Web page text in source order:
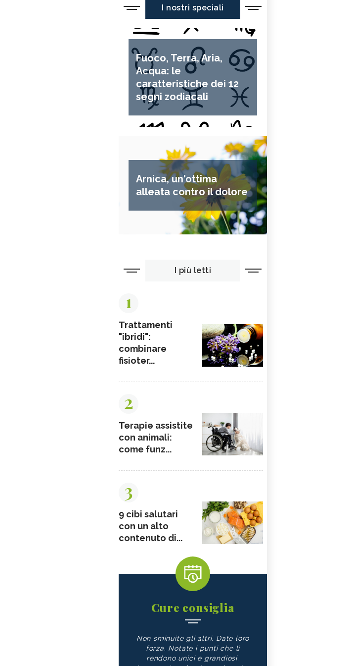
I nostri speciali
Fuoco, Terra, Aria,
Acqua: le
caratteristiche dei 12
segni zodiacali
Arnica, un'ottima
alleata contro il dolore
I più letti
1
Trattamenti
"ibridi":
combinare
fisioter...
2
Terapie assistite
con animali:
come funz...
3
9 cibi salutari
con un alto
contenuto di...
Cure consiglia
Non sminuite gli altri. Date loro
forza. Notate i punti che li
rendono unici e grandiosi.